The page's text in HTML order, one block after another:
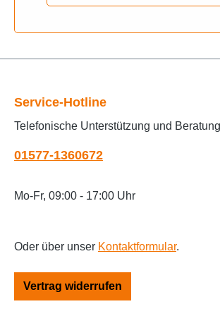
ElektrikMALAGUTI > Centro
NITRO LC 50 > Bremsen,
50 > Baugruppen Aufbau,
AH50 Address >
ElektrikYAMAHA > Roller 50
Bremsen, Elektrik, Aufbau
NEO`S 50 cc (YN) >
Service-Hotline
Telefonische Unterstützung und
01577-1360672
Mo-Fr, 09:00 - 17:00 Uhr
Oder über unser Kontaktformular.
Vertrag widerrufen